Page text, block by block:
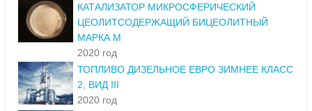
КАТАЛИЗАТОР МИКРОСФЕРИЧЕСКИЙ
ЦЕОЛИТСОДЕРЖАЩИЙ БИЦЕОЛИТНЫЙ
МАРКА М
2020 год
ТОПЛИВО ДИЗЕЛЬНОЕ ЕВРО ЗИМНЕЕ КЛАСС
2, ВИД III
2020 год